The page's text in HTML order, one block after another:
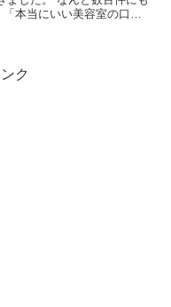
本当にいい美容室の口コ
ク